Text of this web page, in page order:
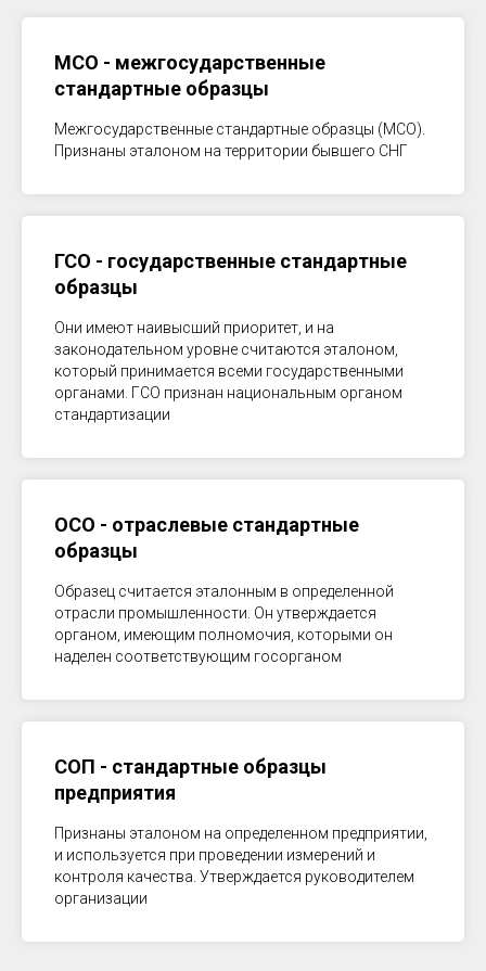
МСО - межгосударственные
стандартные образцы
Межгосударственные стандартные образцы (МСО).
Признаны эталоном на территории бывшего СНГ
ГСО - государственные стандартные
образцы
Они имеют наивысший приоритет, и на
законодательном уровне считаются эталоном,
который принимается всеми государственными
органами. ГСО признан национальным органом
стандартизации
ОСО - отраслевые стандартные
образцы
Образец считается эталонным в определенной
отрасли промышленности. Он утверждается
органом, имеющим полномочия, которыми он
наделен соответствующим госорганом
СОП - стандартные образцы
предприятия
Признаны эталоном на определенном предприятии,
и используется при проведении измерений и
контроля качества. Утверждается руководителем
организации